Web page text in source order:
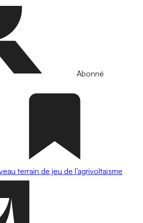
Abonné
terrain de jeu de l’agrivoltaïsme